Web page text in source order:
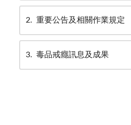
2 重要公告及相關作業規定
3 毒品戒癮訊息及成果